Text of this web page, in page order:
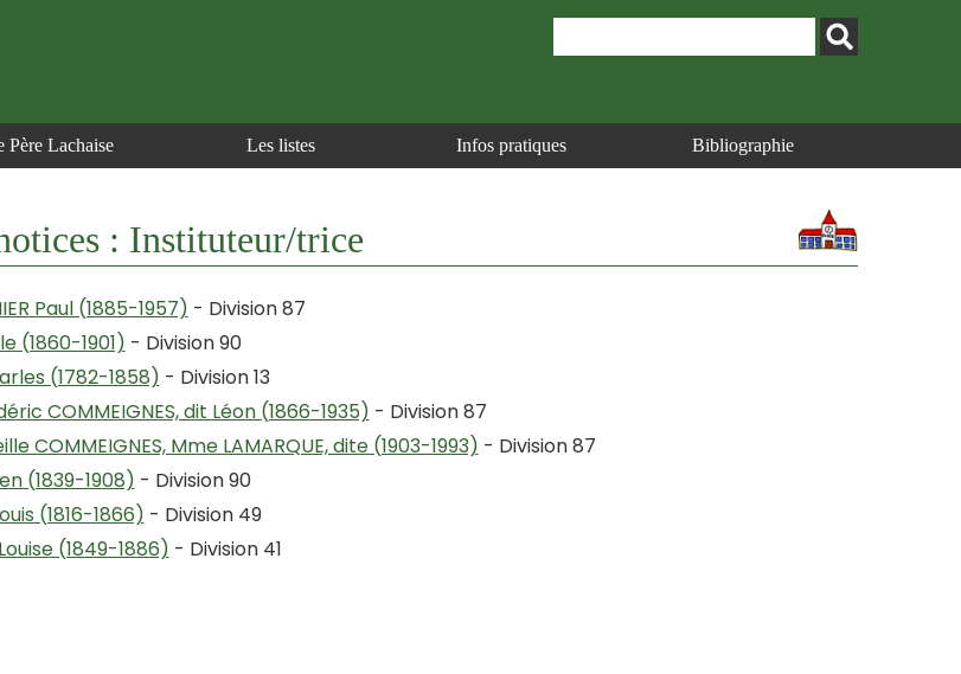
Père Lachaise Les listes Infos pratiques Bibliographie
: Instituteur/trice
Paul (1885-1957) - Division 87
(1860-1901) - Division 90
(1782-1858) - Division 13
COMMEIGNES, dit Léon (1866-1935) - Division 87
COMMEIGNES, Mme LAMARQUE, dite (1903-1993) - Division 87
(1839-1908) - Division 90
(1816-1866) - Division 49
(1849-1886) - Division 41